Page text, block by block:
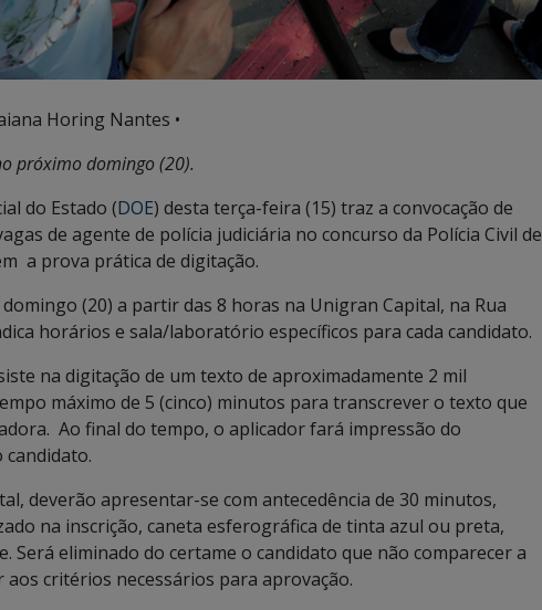
Horing Nantes •
próximo domingo (20).
do Estado (DOE) desta terça-feira (15) traz a convocação de
de agente de polícia judiciária no concurso da Polícia Civil de
a prova prática de digitação.
(20) a partir das 8 horas na Unigran Capital, na Rua
horários e sala/laboratório específicos para cada candidato.
na digitação de um texto de aproximadamente 2 mil
máximo de 5 (cinco) minutos para transcrever o texto que
Ao final do tempo, o aplicador fará impressão do
deverão apresentar-se com antecedência de 30 minutos,
na inscrição, caneta esferográfica de tinta azul ou preta,
Será eliminado do certame o candidato que não comparecer a
critérios necessários para aprovação.